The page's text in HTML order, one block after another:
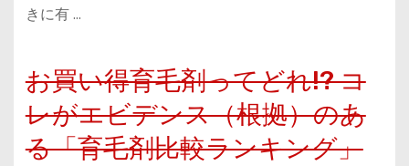
きに有 …
お買い得育毛剤ってどれ!? コ
レがエビデンス（根拠）のあ
る「育毛剤比較ランキング」